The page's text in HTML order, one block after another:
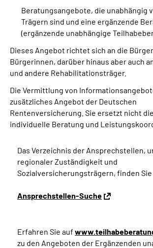
Beratungsangebote, die unabhängig
Trägern sind und eine ergänzende
(ergänzende unabhängige
Dieses Angebot richtet sich an die
Bürgerinnen, darüber hinaus aber auch
und andere Rehabilitationsträger.
Die Vermittlung von
zusätzliches Angebot der Deutschen
Rentenversicherung. Sie ersetzt nicht
individuelle Beratung und
Das Verzeichnis der Ansprechstellen,
regionaler Zuständigkeit und
Sozialversicherungsträgern, finden
Ansprechstellen-Suche
Erfahren Sie auf
zu den Angeboten der Ergänzenden